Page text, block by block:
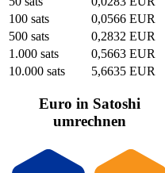
100 sats
0,0566 EUR
500 sats
0,2832 EUR
1.000 sats
0,5663 EUR
10.000 sats
5,6635 EUR
Euro in Satoshi
umrechnen